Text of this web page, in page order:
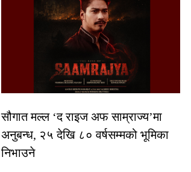
सौगात मल्ल ‘द राइज अफ साम्राज्य’मा
अनुबन्ध, २५ देखि ८० वर्षसम्मको भूमिका
निभाउने